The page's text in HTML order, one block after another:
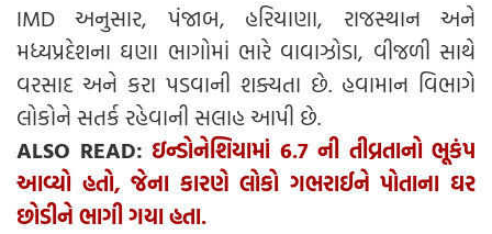
IMD અનુસાર, પંજાબ, હરિયાણા, રાજસ્થાન અને
મધ્યપ્રદેશના ઘણા ભાગોમાં ભારે વાવાઝોડા, વીજળી સાથે
વરસાદ અને કરા પડવાની શક્યતા છે. હવામાન વિભાગે
લોકોને સતર્ક રહેવાની સલાહ આપી છે.
ALSO READ: ઇન્ડોનેશિયામાં 6.7 ની તીવ્રતાનો ભૂકંપ
આવ્યો હતો, જેના કારણે લોકો ગભરાઈને પોતાના ઘર
છોડીને ભાગી ગયા હતા.